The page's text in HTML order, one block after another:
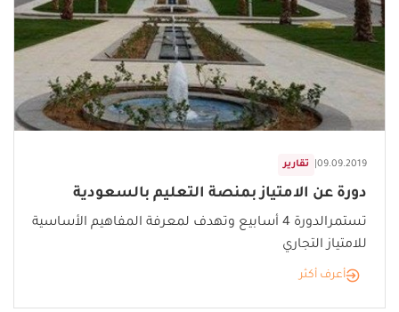
تقارير 09.09.2019
دورة عن الامتياز بمنصة التعليم بالسعودية
تستمرالدورة 4 أسابيع وتهدف لمعرفة المفاهيم الأساسية
للامتياز التجاري
أعرف أكثر